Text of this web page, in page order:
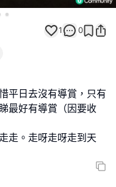
1 0
平日去沒有導賞，只有
最好有導賞（因要收
走。走呀走呀走到天